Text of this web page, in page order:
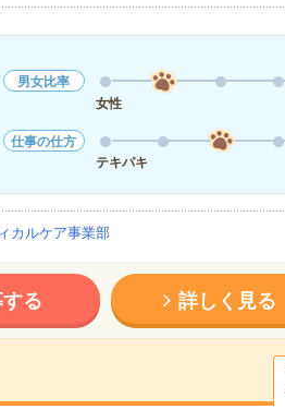
男女比率
女性
仕事の仕方
テキパキ
カルケア事業部
る 詳しく見る